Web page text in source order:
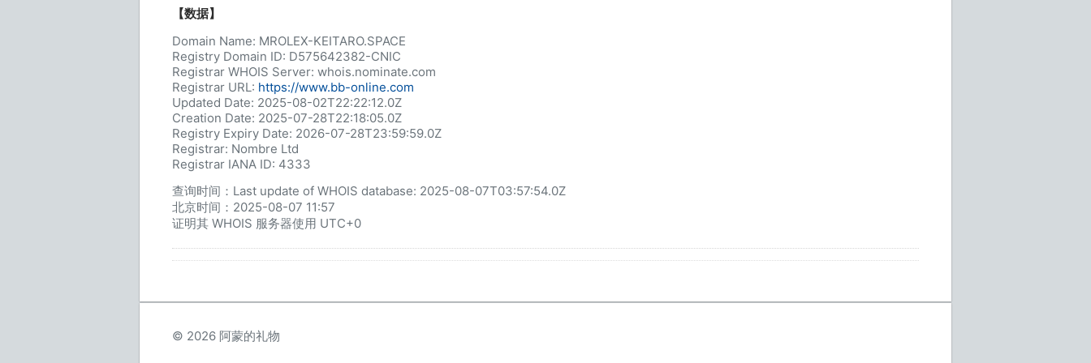
【数据】
Domain Name: MROLEX-KEITARO.SPACE
Registry Domain ID: D575642382-CNIC
Registrar WHOIS Server: whois.nominate.com
Registrar URL: https://www.bb-online.com
Updated Date: 2025-08-02T22:22:12.0Z
Creation Date: 2025-07-28T22:18:05.0Z
Registry Expiry Date: 2026-07-28T23:59:59.0Z
Registrar: Nombre Ltd
Registrar IANA ID: 4333
查询时间：Last update of WHOIS database: 2025-08-07T03:57:54.0Z
北京时间：2025-08-07 11:57
证明其 WHOIS 服务器使用 UTC+0
© 2026 阿蒙的礼物